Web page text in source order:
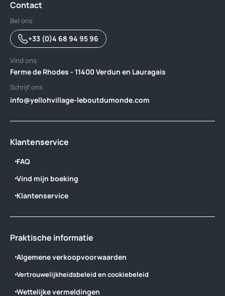
Contact
Bel ons
+33 (0)4 68 94 95 96
Vind ons
Ferme de Rhodes - 11400 Verdun en Lauragais
Schrijf ons
info@yellohvillage-leboutdumonde.com
Klantenservice
FAQ
Vind mijn boeking
Klantenservice
Praktische informatie
Algemene verkoopvoorwaarden
Vertrouwelijkheidsbeleid en cookiebeleid
Wettelijke vermeldingen